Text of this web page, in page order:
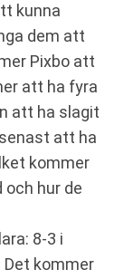
kunna
dem att
Pixbo att
att ha fyra
att ha slagit
att ha
kommer
hur de
8-3 i
Det kommer